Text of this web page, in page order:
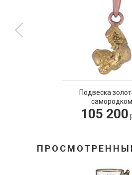
Подвеска
самородком
105 200